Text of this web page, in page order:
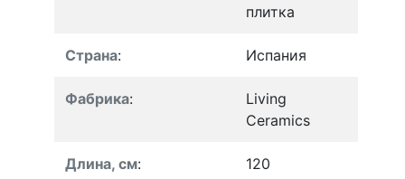
плитка
Страна: Испания
Фабрика:
Living
Ceramics
Длина, см: 120